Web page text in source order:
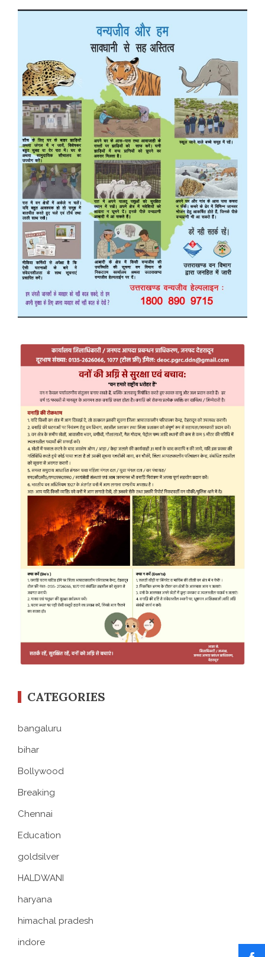
CATEGORIES
bangaluru
bihar
Bollywood
Breaking
Chennai
Education
goldsilver
HALDWANI
haryana
himachal pradesh
indore